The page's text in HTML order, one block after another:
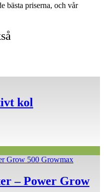
bästa priserna, och vår
kol
– Power Grow